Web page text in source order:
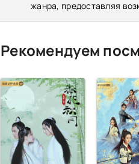
жанра, предоставляя
Рекомендуем